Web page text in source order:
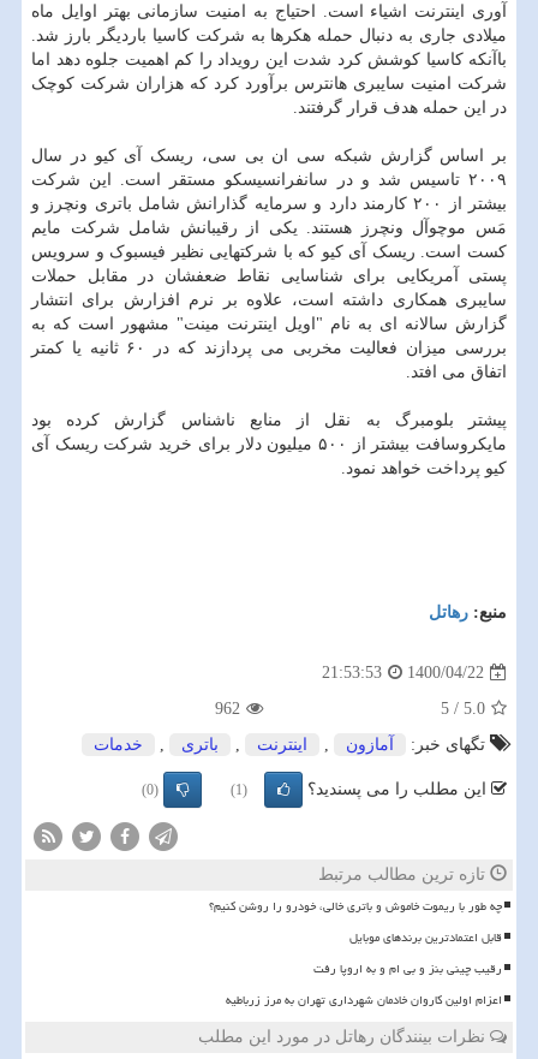
آوری اینترنت اشیاء است. احتیاج به امنیت سازمانی بهتر اوایل ماه
میلادی جاری به دنبال حمله هکرها به شرکت کاسیا باردیگر بارز شد.
باآنکه کاسیا کوشش کرد شدت این رویداد را کم اهمیت جلوه دهد اما
شرکت امنیت سایبری هانترس برآورد کرد که هزاران شرکت کوچک
در این حمله هدف قرار گرفتند.
بر اساس گزارش شبکه سی ان بی سی، ریسک آی کیو در سال
۲۰۰۹ تاسیس شد و در سانفرانسیسکو مستقر است. این شرکت
بیشتر از ۲۰۰ کارمند دارد و سرمایه گذارانش شامل باتری ونچرز و
مَس موچوآل ونچرز هستند. یکی از رقیبانش شامل شرکت مایم
کست است. ریسک آی کیو که با شرکتهایی نظیر فیسبوک و سرویس
پستی آمریکایی برای شناسایی نقاط ضعفشان در مقابل حملات
سایبری همکاری داشته است، علاوه بر نرم افزارش برای انتشار
گزارش سالانه ای به نام "اویل اینترنت مینت" مشهور است که به
بررسی میزان فعالیت مخربی می پردازند که در ۶۰ ثانیه یا کمتر
اتفاق می افتد.
پیشتر بلومبرگ به نقل از منابع ناشناس گزارش کرده بود
مایکروسافت بیشتر از ۵۰۰ میلیون دلار برای خرید شرکت ریسک آی
کیو پرداخت خواهد نمود.
منبع: رهاتل
1400/04/22
21:53:53
5.0
/
5
962
تگهای خبر:
آمازون , اینترنت , باتری , خدمات
این مطلب را می پسندید؟ (1)
(0)
تازه ترین مطالب مرتبط
چه طور با ریموت خاموش و باتری خالی، خودرو را روشن کنیم؟
قابل اعتمادترین برندهای موبایل
رقیب چینی بنز و بی ام و به اروپا رفت
اعزام اولین کاروان خادمان شهرداری تهران به مرز زرباطیه
نظرات بینندگان رهاتل در مورد این مطلب